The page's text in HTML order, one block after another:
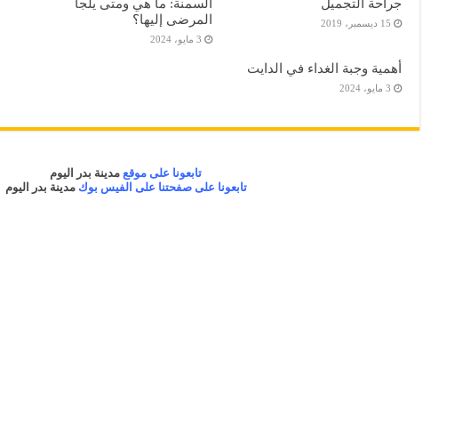
جراحة التجميل
15 ديسمبر، 2019
السمنة: ما هي ومتى يلجأ
المرضى إليها؟
3 مايو، 2024
أهمية وجبة الغداء في الدايت
3 مايو، 2024
تابعونا على موقع مدينة بدر اليوم
تابعونا على صفحتنا على الفيس بوكمدينة بدر اليوم